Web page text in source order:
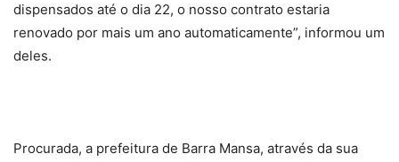
dispensados até o dia 22, o nosso contrato estaria
renovado por mais um ano automaticamente”, informou um
deles.
Procurada, a prefeitura de Barra Mansa, através da sua